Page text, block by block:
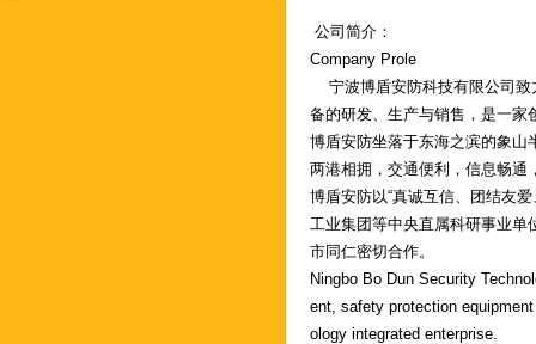
公司简介：
Company Prole
宁波博盾安防科技有限公司致
备的研发、生产与销售，是一家
博盾安防坐落于东海之滨的象山
两港相拥，交通便利，信息畅通
博盾安防以“真诚互信、团结友
工业集团等中央直属科研事业单
市同仁密切合作。
Ningbo Bo Dun Security
ent, safety protection
ology integrated enterprise.